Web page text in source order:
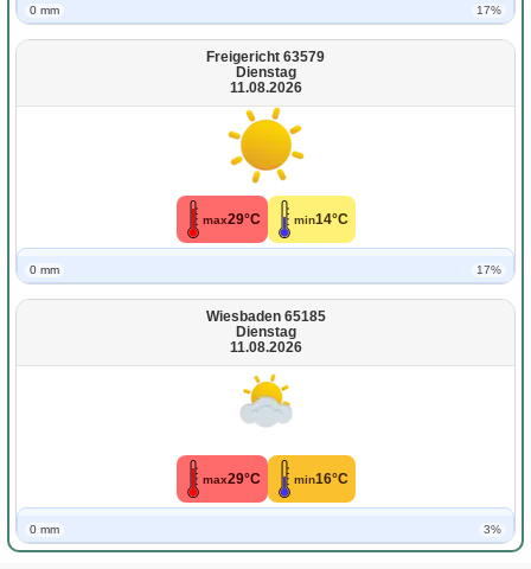
0 mm 17%
Freigericht 63579
Dienstag
11.08.2026
max29°C min14°C
0 mm 17%
Wiesbaden 65185
Dienstag
11.08.2026
max29°C min16°C
0 mm 3%